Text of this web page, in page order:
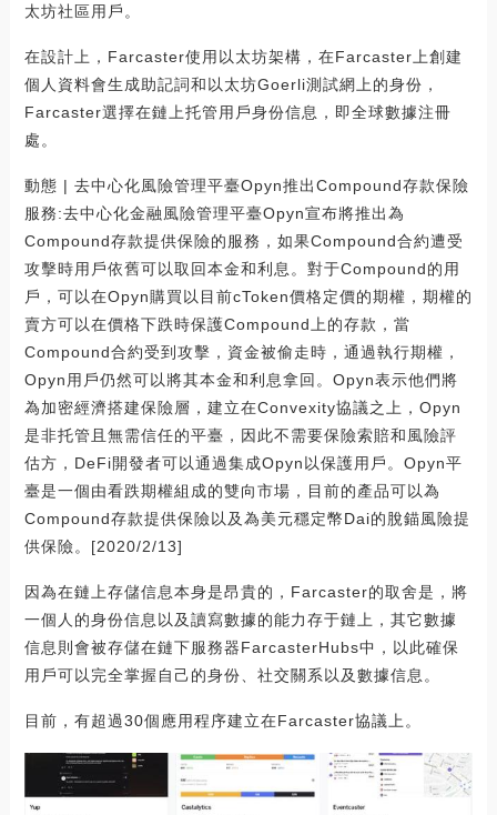
太坊社區用戶。
在設計上，Farcaster使用以太坊架構，在Farcaster上創建
個人資料會生成助記詞和以太坊Goerli測試網上的身份，
Farcaster選擇在鏈上托管用戶身份信息，即全球數據注冊
處。
動態 | 去中心化風險管理平臺Opyn推出Compound存款保險
服務:去中心化金融風險管理平臺Opyn宣布將推出為
Compound存款提供保險的服務，如果Compound合約遭受
攻擊時用戶依舊可以取回本金和利息。對于Compound的用
戶，可以在Opyn購買以目前cToken價格定價的期權，期權的
賣方可以在價格下跌時保護Compound上的存款，當
Compound合約受到攻擊，資金被偷走時，通過執行期權，
Opyn用戶仍然可以將其本金和利息拿回。Opyn表示他們將
為加密經濟搭建保險層，建立在Convexity協議之上，Opyn
是非托管且無需信任的平臺，因此不需要保險索賠和風險評
估方，DeFi開發者可以通過集成Opyn以保護用戶。Opyn平
臺是一個由看跌期權組成的雙向市場，目前的產品可以為
Compound存款提供保險以及為美元穩定幣Dai的脫錨風險提
供保險。[2020/2/13]
因為在鏈上存儲信息本身是昂貴的，Farcaster的取舍是，將
一個人的身份信息以及讀寫數據的能力存于鏈上，其它數據
信息則會被存儲在鏈下服務器FarcasterHubs中，以此確保
用戶可以完全掌握自己的身份、社交關系以及數據信息。
目前，有超過30個應用程序建立在Farcaster協議上。